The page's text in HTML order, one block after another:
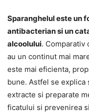
Sparanghelul este un
antibacterian si un
alcoolului. Comparativ
au un continut mai
este mai eficienta,
bune. Astfel se
extracte si preparate
ficatului si prevenirea